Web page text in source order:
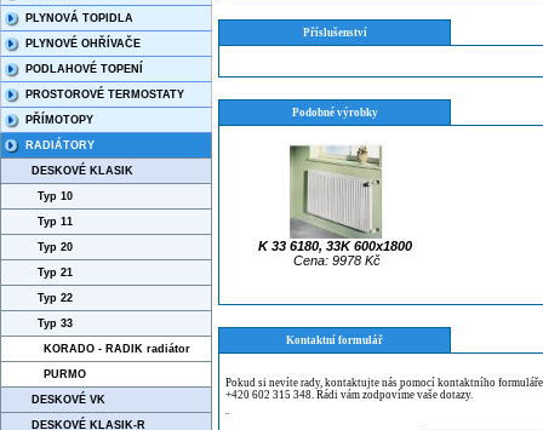
PLYNOVÁ TOPIDLA
PLYNOVÉ OHŘÍVAČE
PODLAHOVÉ TOPENÍ
PROSTOROVÉ TERMOSTATY
PŘÍMOTOPY
RADIÁTORY
DESKOVÉ KLASIK
Typ 10
Typ 11
Typ 20
Typ 21
Typ 22
Typ 33
KORADO - RADIK radiátor
PURMO
DESKOVÉ VK
DESKOVÉ KLASIK-R
Příslušenství
Podobné výrobky
K 33 6180, 33K 600x1800
Cena: 9978 Kč
Kontaktní formulář
Pokud si nevíte rady, kontaktujte nás pomocí kontaktního
+420 602 315 348. Rádi vám zodpovíme vaše dotazy.
¨